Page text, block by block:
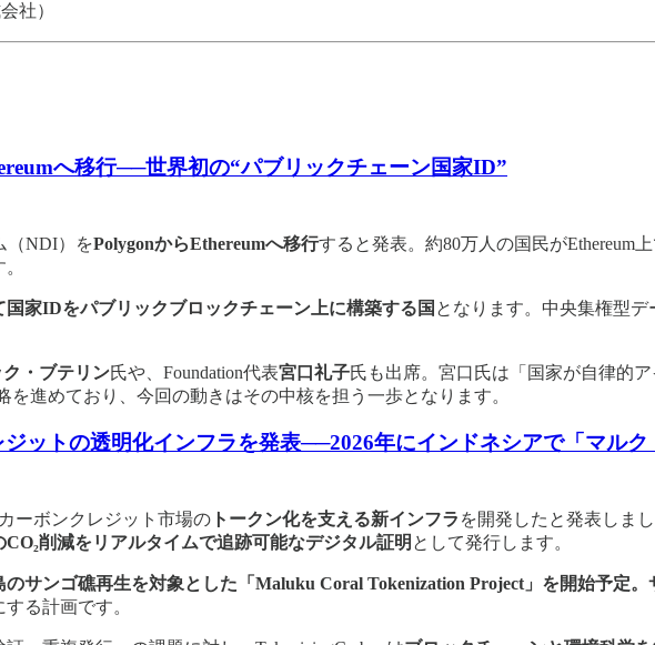
社）
へ移行──世界初の“パブリックチェーン国家ID”
（NDI）をPolygonからEthereumへ移行すると発表。約80万人の国民がEthereum
国家IDをパブリックブロックチェーン上に構築する国 となります。中央集権型
・ブテリン氏や、Foundation代表宮口礼子氏も出席。宮口氏は「国家が自律的
を進めており、今回の動きはその中核を担う一歩となります。
ットの透明化インフラを発表──2026年にインドネシアで「マル
ーボンクレジット市場の トークン化を支える新インフラ を開発したと発表しま
CO₂削減をリアルタイムで追跡可能なデジタル証明 として発行します。
サンゴ礁再生を対象とした「Maluku Coral Tokenization Project」を開始予定
る計画です。